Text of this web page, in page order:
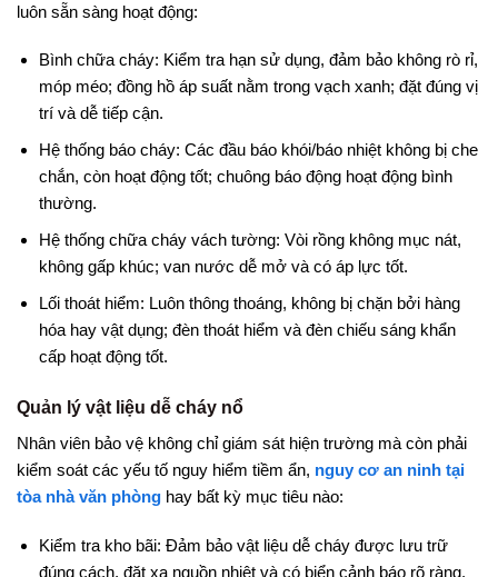
luôn sẵn sàng hoạt động:
Bình chữa cháy: Kiểm tra hạn sử dụng, đảm bảo không rò rỉ,
móp méo; đồng hồ áp suất nằm trong vạch xanh; đặt đúng vị
trí và dễ tiếp cận.
Hệ thống báo cháy: Các đầu báo khói/báo nhiệt không bị che
chắn, còn hoạt động tốt; chuông báo động hoạt động bình
thường.
Hệ thống chữa cháy vách tường: Vòi rồng không mục nát,
không gấp khúc; van nước dễ mở và có áp lực tốt.
Lối thoát hiểm: Luôn thông thoáng, không bị chặn bởi hàng
hóa hay vật dụng; đèn thoát hiểm và đèn chiếu sáng khẩn
cấp hoạt động tốt.
Quản lý vật liệu dễ cháy nổ
Nhân viên bảo vệ không chỉ giám sát hiện trường mà còn phải
kiểm soát các yếu tố nguy hiểm tiềm ẩn, nguy cơ an ninh tại
tòa nhà văn phòng hay bất kỳ mục tiêu nào:
Kiểm tra kho bãi: Đảm bảo vật liệu dễ cháy được lưu trữ
đúng cách, đặt xa nguồn nhiệt và có biển cảnh báo rõ ràng.